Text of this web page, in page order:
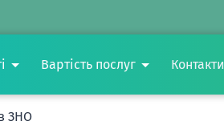
Вартість послуг Контакти
ЗНО